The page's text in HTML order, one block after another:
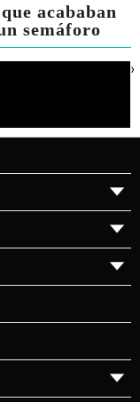
acababan
semáforo
›
▼
▼
▼
▼